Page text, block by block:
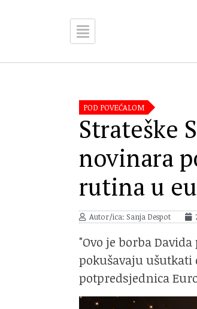
POD POVEĆALOM
Strateške
novinara
rutina u
Autor/ica: Sanja Despot
"Ovo je borba
pokušavaju
potpredsjednica